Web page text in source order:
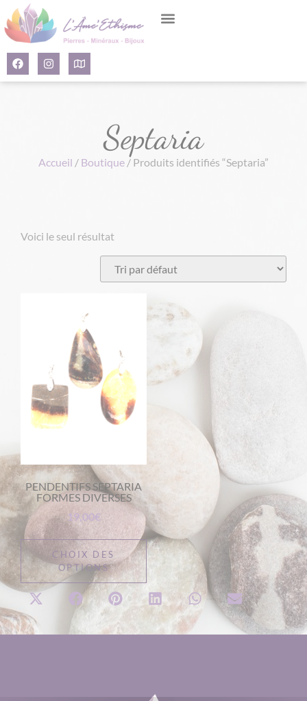
Septaria
Accueil / Boutique / Produits identifiés “Septaria”
Voici le seul résultat
PENDENTIFS SEPTARIA
FORMES DIVERSES
19,00€
CHOIX DES
OPTIONS
Panneau de gestion des cookies